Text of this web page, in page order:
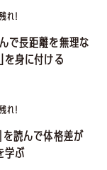
れ！
で長距離を無理な
を身に付ける
れ！
を読んで体格差が
学ぶ